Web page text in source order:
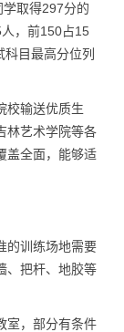
取得297分的
，前150占15
目最高分位列
校输送优质生
林艺术学院等各
盖全面，能够适
的训练场地需要
、把杆、地胶等
室，部分有条件